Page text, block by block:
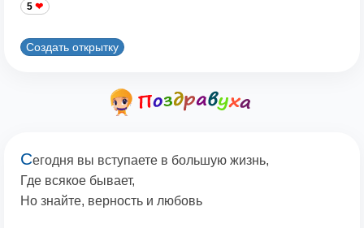
5
Создать открытку
Сегодня вы вступаете в большую жизнь,
Где всякое бывает,
Но знайте, верность и любовь